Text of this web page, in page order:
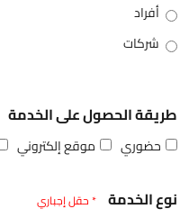
أفراد
شركات
طريقة الحصول على الخدمة
حضوري موقع إلكتروني
نوع الخدمة * حقل إجباري